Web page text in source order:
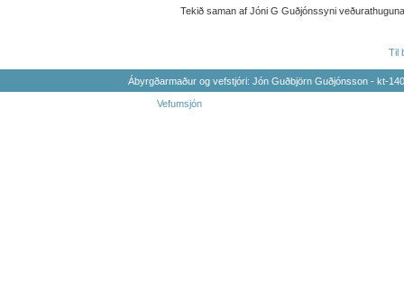
Tekið saman af Jóni G Guðjónssyni
Til
Ábyrgðarmaður og vefstjóri: Jón Guðbjörn Guðjónsson - kt-
Vefumsjón